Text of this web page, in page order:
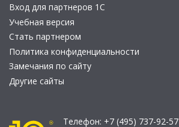
Вход для партнеров 1С
Учебная версия
Стать партнером
Политика конфиденциальности
Замечания по сайту
Другие сайты
Телефон: +7 (495) 737-92-57